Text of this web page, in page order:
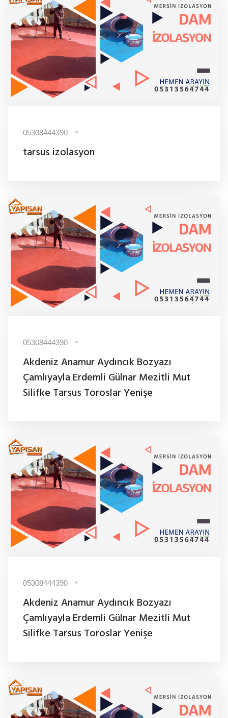
05308444390
tarsus izolasyon
05308444390
Akdeniz Anamur Aydıncık Bozyazı
Çamlıyayla Erdemli Gülnar Mezitli Mut
Silifke Tarsus Toroslar Yenişe
05308444390
Akdeniz Anamur Aydıncık Bozyazı
Çamlıyayla Erdemli Gülnar Mezitli Mut
Silifke Tarsus Toroslar Yenişe